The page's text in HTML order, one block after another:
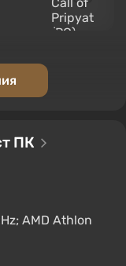
ПК
AMD Athlon